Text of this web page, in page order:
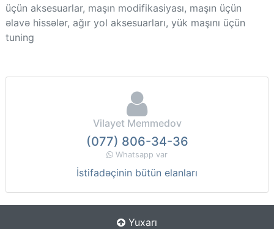
üçün aksesuarlar, maşın modifikasiyası, maşın üçün
əlavə hissələr, ağır yol aksesuarları, yük maşını üçün
tuning
Vilayet Memmedov
(077) 806-34-36
Whatsapp var
İstifadəçinin bütün elanları
Yuxarı